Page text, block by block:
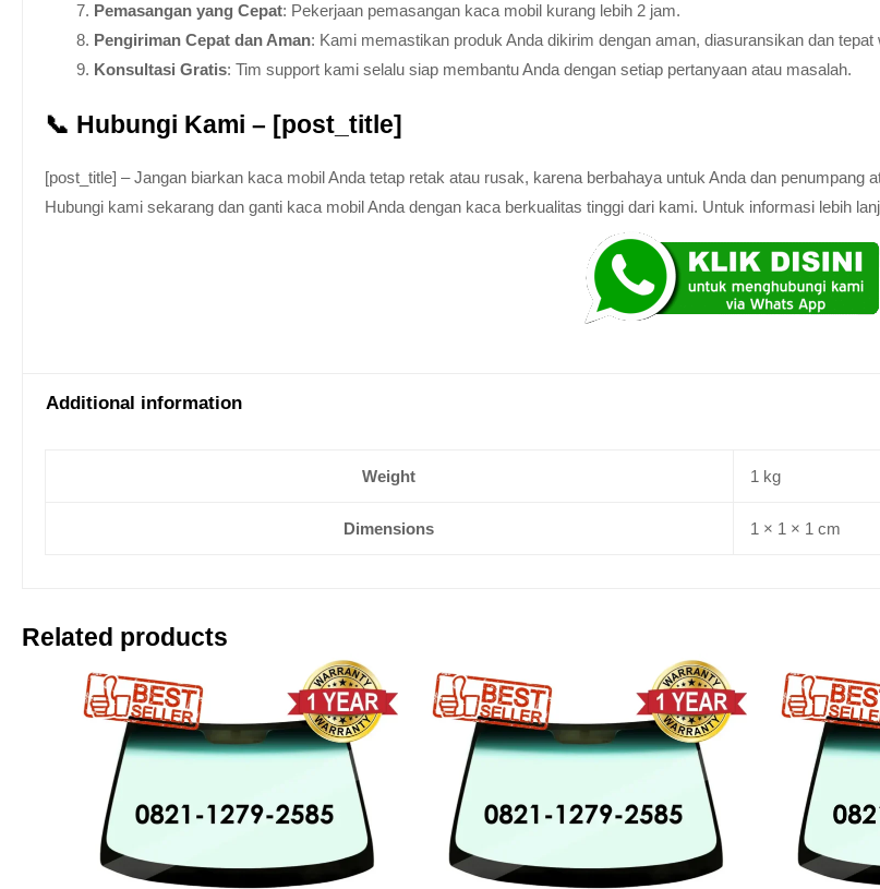
Pemasangan yang Cepat: Pekerjaan pemasangan kaca mobil kurang lebih 2 jam.
Pengiriman Cepat dan Aman: Kami memastikan produk Anda dikirim dengan aman, diasuransikan dan tepat
Konsultasi Gratis: Tim support kami selalu siap membantu Anda dengan setiap pertanyaan atau masalah.
📞 Hubungi Kami – [post_title]
[post_title] – Jangan biarkan kaca mobil Anda tetap retak atau rusak, karena berbahaya untuk Anda dan penumpang
Hubungi kami sekarang dan ganti kaca mobil Anda dengan kaca berkualitas tinggi dari kami. Untuk informasi lebih
Additional information
Weight 1 kg
Dimensions 1 × 1 × 1 cm
Related products